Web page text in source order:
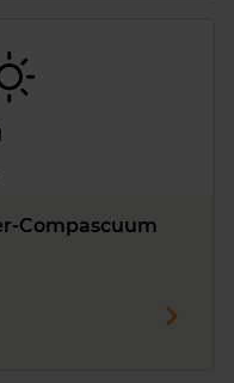
Compascuum